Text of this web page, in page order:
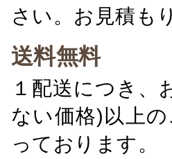
さい。お見積も
送料無料
１配送につき、
ない価格)以上
っております。